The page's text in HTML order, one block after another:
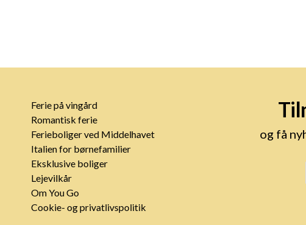
Ferie på vingård
Romantisk ferie
Ferieboliger ved Middelhavet
Italien for børnefamilier
Eksklusive boliger
Lejevilkår
Om You Go
Cookie- og privatlivspolitik
og få